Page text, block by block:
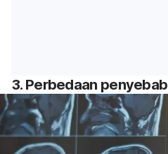
3. Perbedaan penyebab